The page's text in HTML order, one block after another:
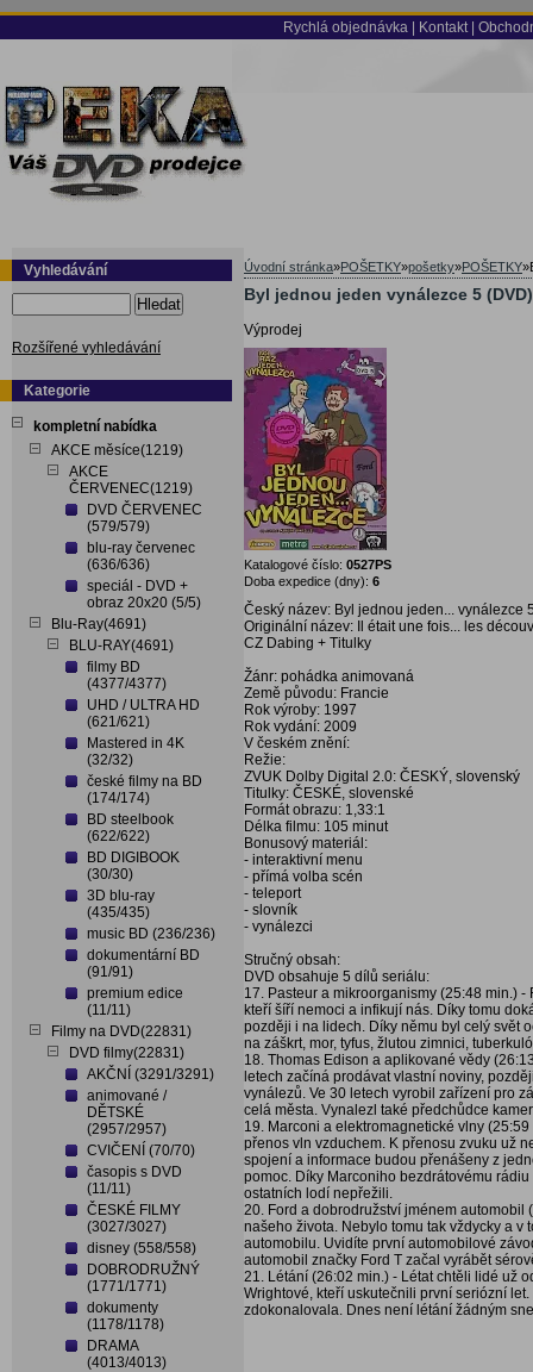
Rychlá objednávka Kontakt
Vyhledávání
Hledat
Rozšířené vyhledávání
Kategorie
kompletní nabídka
AKCE měsíce(1219)
AKCE
ČERVENEC(1219)
DVD ČERVENEC
(579/579)
blu-ray červenec
(636/636)
speciál - DVD +
obraz 20x20 (5/5)
Blu-Ray(4691)
BLU-RAY(4691)
filmy BD
(4377/4377)
UHD / ULTRA HD
(621/621)
Mastered in 4K
(32/32)
české filmy na BD
(174/174)
BD steelbook
(622/622)
BD DIGIBOOK
(30/30)
3D blu-ray
(435/435)
music BD (236/236)
dokumentární BD
(91/91)
premium edice
(11/11)
Filmy na DVD(22831)
DVD filmy(22831)
AKČNÍ (3291/3291)
animované /
DĚTSKÉ
(2957/2957)
CVIČENÍ (70/70)
časopis s DVD
(11/11)
ČESKÉ FILMY
(3027/3027)
disney (558/558)
DOBRODRUŽNÝ
(1771/1771)
dokumenty
(1178/1178)
DRAMA
(4013/4013)
Úvodní stránka»POŠETKY»pošetky»POŠETKY»
Byl jednou jeden vynálezce 5 (DVD)
Výprodej
Katalogové číslo: 0527PS
Doba expedice (dny): 6
Český název: Byl jednou jeden... vynálezce
Originální název: Il était une fois... les
CZ Dabing + Titulky
Žánr: pohádka animovaná
Země původu: Francie
Rok výroby: 1997
Rok vydání: 2009
V českém znění:
Režie:
ZVUK Dolby Digital 2.0: ČESKÝ, slovenský
Titulky: ČESKÉ, slovenské
Formát obrazu: 1,33:1
Délka filmu: 105 minut
Bonusový materiál:
- interaktivní menu
- přímá volba scén
- teleport
- slovník
- vynálezci
Stručný obsah:
DVD obsahuje 5 dílů seriálu:
17. Pasteur a mikroorganismy (25:48 min.)
kteří šíří nemoci a infikují nás. Díky tomu
později i na lidech. Díky němu byl celý svět
na záškrt, mor, tyfus, žlutou zimnici,
18. Thomas Edison a aplikované vědy
letech začíná prodávat vlastní noviny,
vynálezů. Ve 30 letech vyrobil zařízení pro
celá města. Vynalezl také předchůdce
19. Marconi a elektromagnetické vlny
přenos vln vzduchem. K přenosu zvuku už
spojení a informace budou přenášeny z
pomoc. Díky Marconiho bezdrátovému
ostatních lodí nepřežili.
20. Ford a dobrodružství jménem
našeho života. Nebylo tomu tak vždycky a
automobilu. Uvidíte první automobilové
automobil značky Ford T začal vyrábět
21. Létání (26:02 min.) - Létat chtěli lidé už
Wrightové, kteří uskutečnili první seriózní
zdokonalovala. Dnes není létání žádným